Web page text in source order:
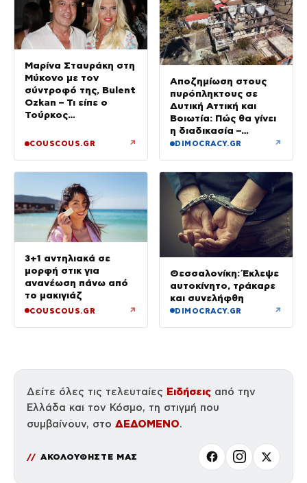
Μαρίνα Σταυράκη στη
Μύκονο με τον
σύντροφό της, Bulent
Ozkan – Τι είπε ο
Τούρκος
κάμερα
COUSCOUS.GR ↗
Αποζημίωση στους
πυρόπληκτους σε
Δυτική Αττική και
Βοιωτία: Πώς θα γίνει
η διαδικασία –
Ξεκινούν τη Δευτέρα
DIMOCRACY.GR ↗
3+1 αντηλιακά σε
μορφή στικ για
ανανέωση πάνω από
το μακιγιάζ
COUSCOUS.GR ↗
Θεσσαλονίκη: Έκλεψε
αυτοκίνητο, τράκαρε
και συνελήφθη
DIMOCRACY.GR ↗
Δείτε όλες τις τελευταίες Ειδήσεις από την
Ελλάδα και τον Κόσμο, τη στιγμή που
συμβαίνουν, στο ΔΕΔΟΜΕΝΟ.
ΑΚΟΛΟΥΘΗΣΤΕ ΜΑΣ